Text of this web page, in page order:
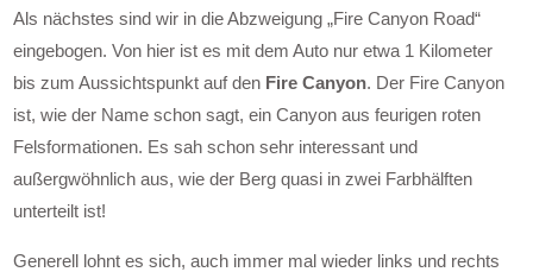
Als nächstes sind wir in die Abzweigung „Fire Canyon Road“
eingebogen. Von hier ist es mit dem Auto nur etwa 1 Kilometer
bis zum Aussichtspunkt auf den Fire Canyon . Der Fire Canyon
ist, wie der Name schon sagt, ein Canyon aus feurigen roten
Felsformationen. Es sah schon sehr interessant und
außergwöhnlich aus, wie der Berg quasi in zwei Farbhälften
unterteilt ist!
Generell lohnt es sich, auch immer mal wieder links und rechts